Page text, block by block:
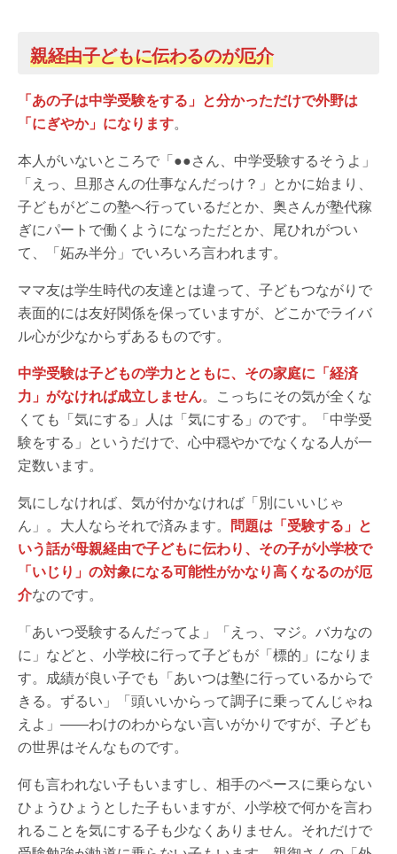
親経由子どもに伝わるのが厄介
「あの子は中学受験をする」と分かっただけで外野は
「にぎやか」になります。
本人がいないところで「●●さん、中学受験するそうよ」
「えっ、旦那さんの仕事なんだっけ？」とかに始まり、
子どもがどこの塾へ行っているだとか、奥さんが塾代稼
ぎにパートで働くようになっただとか、尾ひれがつい
て、「妬み半分」でいろいろ言われます。
ママ友は学生時代の友達とは違って、子どもつながりで
表面的には友好関係を保っていますが、どこかでライバ
ル心が少なからずあるものです。
中学受験は子どもの学力とともに、その家庭に「経済
力」がなければ成立しません。こっちにその気が全くな
くても「気にする」人は「気にする」のです。「中学受
験をする」というだけで、心中穏やかでなくなる人が一
定数います。
気にしなければ、気が付かなければ「別にいいじゃ
ん」。大人ならそれで済みます。 問題は「受験する」と
いう話が母親経由で子どもに伝わり、その子が小学校で
「いじり」の対象になる可能性がかなり高くなるのが厄
介なのです。
「あいつ受験するんだってよ」「えっ、マジ。バカなの
に」などと、小学校に行って子どもが「標的」になりま
す。成績が良い子でも「あいつは塾に行っているからで
きる。ずるい」「頭いいからって調子に乗ってんじゃね
えよ」――わけのわからない言いがかりですが、子ども
の世界はそんなものです。
何も言われない子もいますし、相手のペースに乗らない
ひょうひょうとした子もいますが、小学校で何かを言わ
れることを気にする子も少なくありません。それだけで